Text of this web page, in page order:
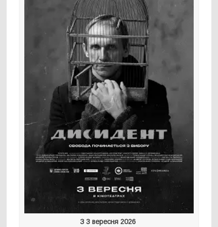
З 3 вересня 2026